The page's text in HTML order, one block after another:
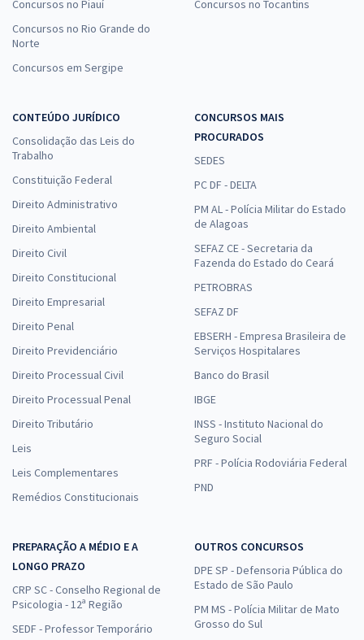
Concursos no Piauí
Concursos no Rio Grande do
Norte
Concursos em Sergipe
Concursos no Tocantins
CONTEÚDO JURÍDICO
Consolidação das Leis do
Trabalho
Constituição Federal
Direito Administrativo
Direito Ambiental
Direito Civil
Direito Constitucional
Direito Empresarial
Direito Penal
Direito Previdenciário
Direito Processual Civil
Direito Processual Penal
Direito Tributário
Leis
Leis Complementares
Remédios Constitucionais
CONCURSOS MAIS
PROCURADOS
SEDES
PC DF - DELTA
PM AL - Polícia Militar do Estado
de Alagoas
SEFAZ CE - Secretaria da
Fazenda do Estado do Ceará
PETROBRAS
SEFAZ DF
EBSERH - Empresa Brasileira de
Serviços Hospitalares
Banco do Brasil
IBGE
INSS - Instituto Nacional do
Seguro Social
PRF - Polícia Rodoviária Federal
PND
PREPARAÇÃO A MÉDIO E A
LONGO PRAZO
CRP SC - Conselho Regional de
Psicologia - 12ª Região
SEDF - Professor Temporário
OUTROS CONCURSOS
DPE SP - Defensoria Pública do
Estado de São Paulo
PM MS - Polícia Militar de Mato
Grosso do Sul